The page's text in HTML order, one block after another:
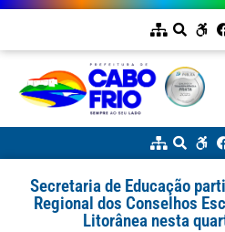
Secretaria de Educação
Regional dos Conselhos
Litorânea nesta